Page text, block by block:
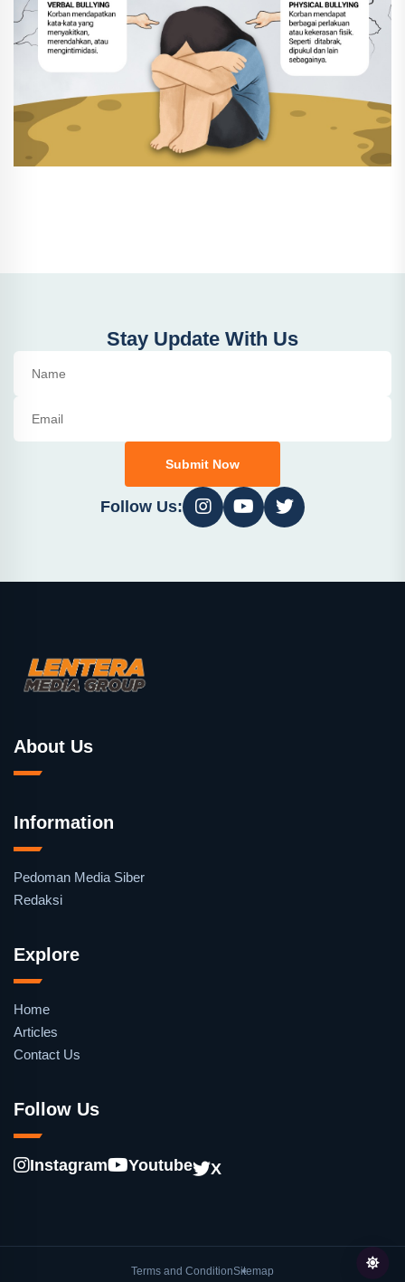
Stay Update With Us
Submit Now
Follow Us:
About Us
Information
Pedoman Media Siber
Redaksi
Explore
Home
Articles
Contact Us
Follow Us
Instagram Youtube X
Terms and ConditionSitemap